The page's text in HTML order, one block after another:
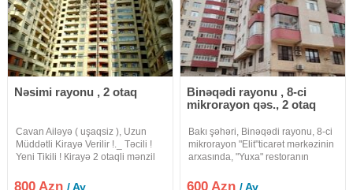
Nəsimi rayonu , 2 otaq
Cavan Ailəyə ( uşaqsiz ), Uzun
Müddətli Kirayə Verilir !._ Təcili !
Yeni Tikili ! Кirayə 2 otaqli mənzil
küçəsində, " Chirag Plaza " otelin,
800 Azn/ Ay
Binəqədi rayonu , 8-ci
mikrorayon qəs., 2 otaq
Bakı şəhəri, Binəqədi rayonu, 8-ci
mikrorayon "Elit"ticarət mərkəzinin
arxasında, "Yuxa" restoranın
sahəsi 56 kv.m 1 otaqdan 2 otağa
600 Azn/ Ay